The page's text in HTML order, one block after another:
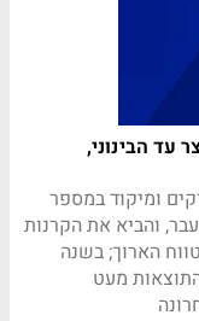
עד הבינוני,
ומיקוד במספר
והביא את הקרנות
הארוך; בשנה
מעט